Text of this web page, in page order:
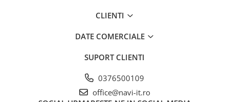
CLIENTI
DATE COMERCIALE
SUPORT CLIENTI
0376500109
office@navi-it.ro